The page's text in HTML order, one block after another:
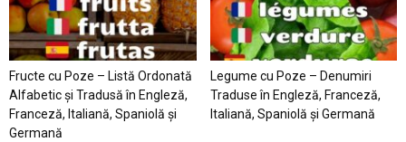
Fructe cu Poze – Listă Ordonată
Alfabetic şi Tradusă în Engleză,
Franceză, Italiană, Spaniolă şi
Germană
Legume cu Poze – Denumiri
Traduse în Engleză, Franceză,
Italiană, Spaniolă şi Germană